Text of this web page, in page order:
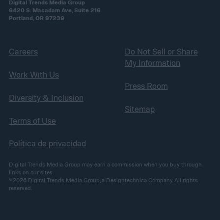
Digital Trends Media Group
6420 S. Macadam Ave, Suite 216
Portland, OR 97239
Careers
Work With Us
Diversity & Inclusion
Terms of Use
Política de privacidad
Do Not Sell or Share
My Information
Press Room
Sitemap
Digital Trends Media Group may earn a commission when you buy through
links on our sites.
©2026 Digital Trends Media Group, a Designtechnica Company. All rights
reserved.